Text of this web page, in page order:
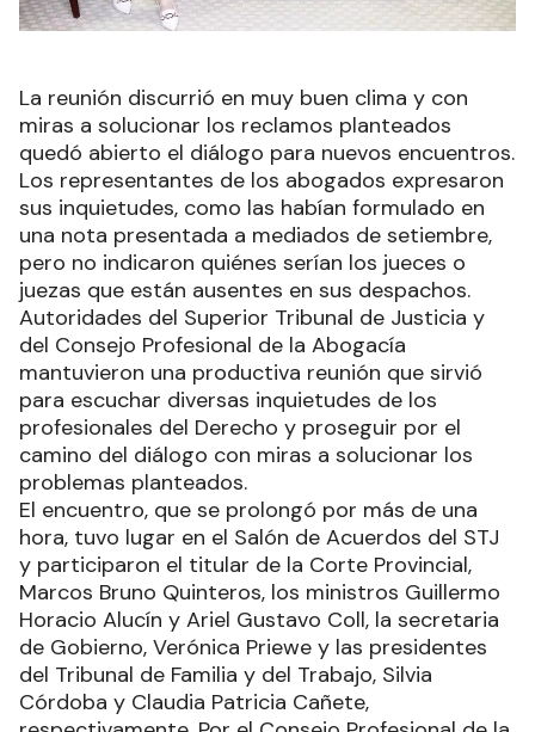
La reunión discurrió en muy buen clima y con
miras a solucionar los reclamos planteados
quedó abierto el diálogo para nuevos encuentros.
Los representantes de los abogados expresaron
sus inquietudes, como las habían formulado en
una nota presentada a mediados de setiembre,
pero no indicaron quiénes serían los jueces o
juezas que están ausentes en sus despachos.
Autoridades del Superior Tribunal de Justicia y
del Consejo Profesional de la Abogacía
mantuvieron una productiva reunión que sirvió
para escuchar diversas inquietudes de los
profesionales del Derecho y proseguir por el
camino del diálogo con miras a solucionar los
problemas planteados.
El encuentro, que se prolongó por más de una
hora, tuvo lugar en el Salón de Acuerdos del STJ
y participaron el titular de la Corte Provincial,
Marcos Bruno Quinteros, los ministros Guillermo
Horacio Alucín y Ariel Gustavo Coll, la secretaria
de Gobierno, Verónica Priewe y las presidentes
del Tribunal de Familia y del Trabajo, Silvia
Córdoba y Claudia Patricia Cañete,